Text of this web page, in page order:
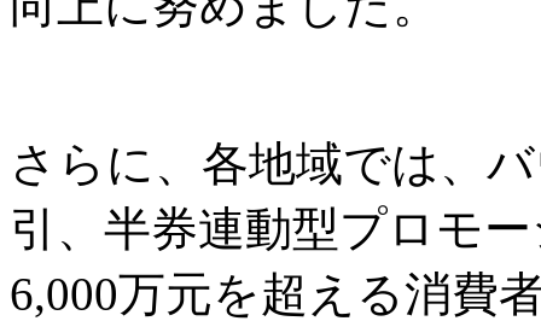
さらに、各地域では、
引、半券連動型プロモ
6,000万元を超える消費